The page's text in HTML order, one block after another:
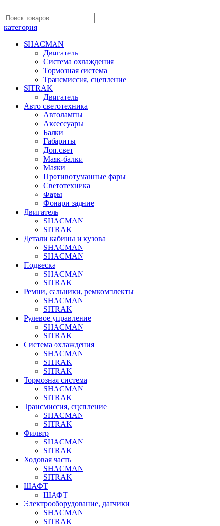
категория
SHACMAN
Двигатель
Система охлаждения
Тормозная система
Трансмиссия, сцепление
SITRAK
Двигатель
Авто светотехника
Автолампы
Аксессуары
Балки
Габариты
Доп.свет
Маяк-балки
Маяки
Противотуманные фары
Светотехника
Фары
Фонари задние
Двигатель
SHACMAN
SITRAK
Детали кабины и кузова
SHACMAN
SHACMAN
Подвеска
SHACMAN
SITRAK
Ремни, сальники, ремкомплекты
SHACMAN
SITRAK
Рулевое управление
SHACMAN
SITRAK
Система охлаждения
SHACMAN
SITRAK
SITRAK
Тормозная система
SHACMAN
SITRAK
Трансмиссия, сцепление
SHACMAN
SITRAK
Фильтр
SHACMAN
SITRAK
Ходовая часть
SHACMAN
SITRAK
ШАФТ
ШАФТ
Электрооборудование, датчики
SHACMAN
SITRAK